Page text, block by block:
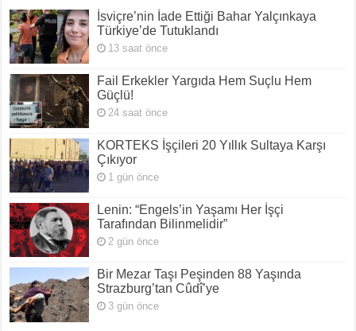
İsviçre’nin İade Ettiği Bahar Yalçınkaya
Türkiye’de Tutuklandı
13 saat önce
Fail Erkekler Yargıda Hem Suçlu Hem
Güçlü!
24 saat önce
KORTEKS İşçileri 20 Yıllık Sultaya Karşı
Çıkıyor
1 gün önce
Lenin: “Engels’in Yaşamı Her İşçi
Tarafından Bilinmelidir”
2 gün önce
Bir Mezar Taşı Peşinden 88 Yaşında
Strazburg’tan Cûdî’ye
3 gün önce